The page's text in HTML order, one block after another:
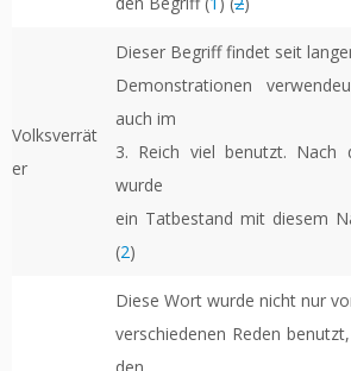
Volksverrät
er
Dieser Begriff findet seit
Demonstrationen
auch im
3. Reich viel benutzt. Nach
wurde
ein Tatbestand mit diesem
(2)
Diese Wort wurde nicht nur
verschiedenen Reden